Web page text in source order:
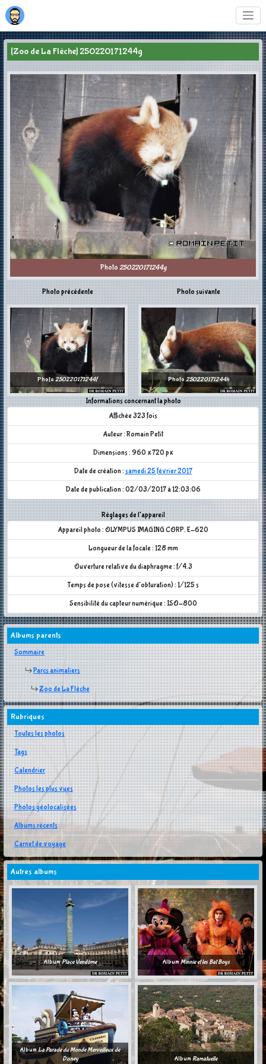
[Zoo de La Flèche] 250220171244g
Photo 250220171244g
Photo précédente
Photo250220171244f
Informations concernant la photo
Affichée 323 fois
Auteur : Romain Petit
Dimensions : 960 x 720 px
Date de création : samedi 25 février 2017
Date de publication : 02/03/2017 à 12:03:06
Réglages de l'appareil
Appareil photo : OLYMPUS IMAGING CORP. E-620
Longueur de la focale : 128 mm
Ouverture relative du diaphragme : f/4.3
Temps de pose (vitesse d'obturation) : 1/125 s
Sensibilité du capteur numérique : ISO-800
Photo suivante
Photo 250220171244h
Albums parents
Sommaire
Parcs animaliers
Zoo de La Flèche
Rubriques
Toutes les photos
Tags
Calendrier
Photos les plus vues
Photos géolocalisées
Albums récents
Carnet de voyage
Autres albums
AlbumPlace Vendôme AlbumMinnie et les Bat Boys
AlbumLa Parade du Monde Merveilleux de
Disney
Album Ramatuelle